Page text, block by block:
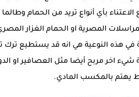
بأي أنواع تريد من الحمام وطالما
المصرية او الحمام الغزار
في هذه النوعية هي انه قد يستطيع
شيء اخر مربح أيضا مثل العصافير او
يهتم بالمكسب المادي.